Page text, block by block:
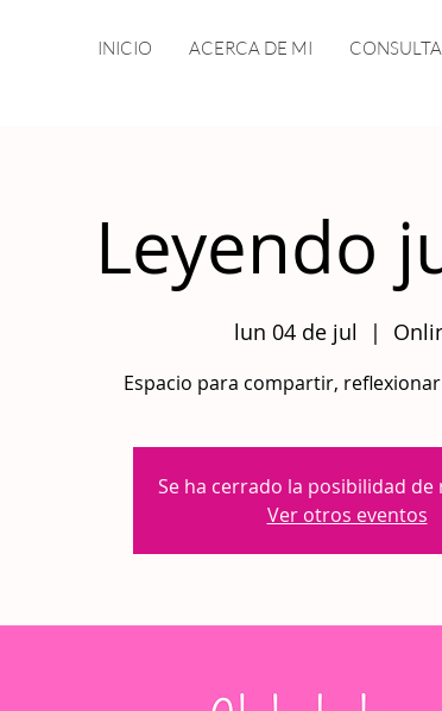
INICIO ACERCA DE MI
Leyendo
lun 04 de jul
  |
Espacio para compartir,
Se ha cerrado la posibilidad de
Ver otros eventos